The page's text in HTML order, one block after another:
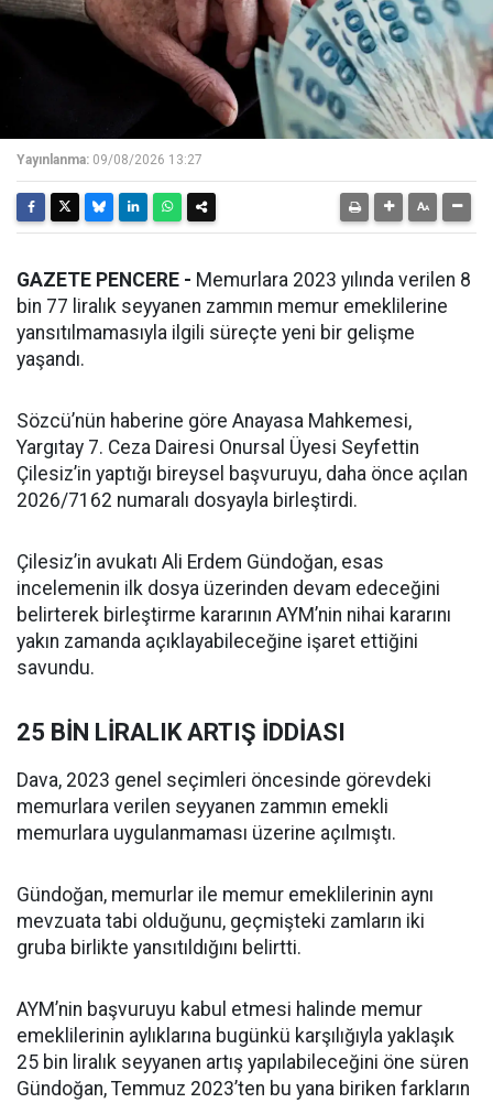
Yayınlanma: 09/08/2026 13:27
GAZETE PENCERE - Memurlara 2023 yılında verilen 8
bin 77 liralık seyyanen zammın memur emeklilerine
yansıtılmamasıyla ilgili süreçte yeni bir gelişme
yaşandı.
Sözcü’nün haberine göre Anayasa Mahkemesi,
Yargıtay 7. Ceza Dairesi Onursal Üyesi Seyfettin
Çilesiz’in yaptığı bireysel başvuruyu, daha önce açılan
2026/7162 numaralı dosyayla birleştirdi.
Çilesiz’in avukatı Ali Erdem Gündoğan, esas
incelemenin ilk dosya üzerinden devam edeceğini
belirterek birleştirme kararının AYM’nin nihai kararını
yakın zamanda açıklayabileceğine işaret ettiğini
savundu.
25 BİN LİRALIK ARTIŞ İDDİASI
Dava, 2023 genel seçimleri öncesinde görevdeki
memurlara verilen seyyanen zammın emekli
memurlara uygulanmaması üzerine açılmıştı.
Gündoğan, memurlar ile memur emeklilerinin aynı
mevzuata tabi olduğunu, geçmişteki zamların iki
gruba birlikte yansıtıldığını belirtti.
AYM’nin başvuruyu kabul etmesi halinde memur
emeklilerinin aylıklarına bugünkü karşılığıyla yaklaşık
25 bin liralık seyyanen artış yapılabileceğini öne süren
Gündoğan, Temmuz 2023’ten bu yana biriken farkların